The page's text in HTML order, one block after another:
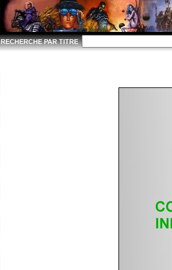
RECHERCHE PAR TITRE